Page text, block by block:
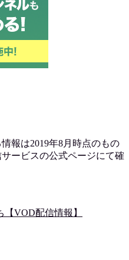
報は2019年8月時点のもの
ービスの公式ページにて確
VOD配信情報】